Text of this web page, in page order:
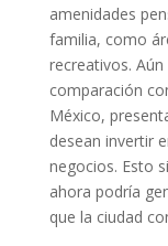
amenidades
familia, como
recreativos.
comparación
México,
desean invertir
negocios. Esto
ahora podría
que la ciudad